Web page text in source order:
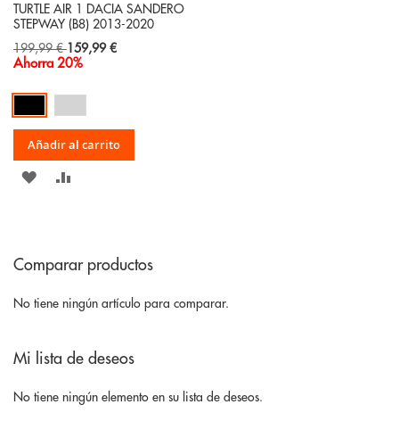
TURTLE AIR 1 DACIA SANDERO
STEPWAY (B8) 2013-2020
199,99 € Special
Price
159,99 €
Ahorra 20%
Añadir al carrito
AÑADIR
LISTA
DE
Comparar productos
No tiene ningún artículo para comparar.
Mi lista de deseos
No tiene ningún elemento en su lista de deseos.